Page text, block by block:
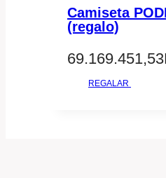
Camiseta
(regalo)
69.169.451,53
REGALAR